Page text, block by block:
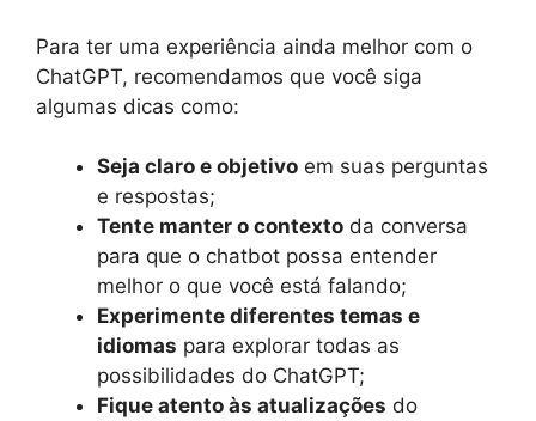
Para ter uma experiência ainda melhor com o
ChatGPT, recomendamos que você siga
algumas dicas como:
Seja claro e objetivo em suas perguntas
e respostas;
Tente manter o contexto da conversa
para que o chatbot possa entender
melhor o que você está falando;
Experimente diferentes temas e
idiomas para explorar todas as
possibilidades do ChatGPT;
Fique atento às atualizações do